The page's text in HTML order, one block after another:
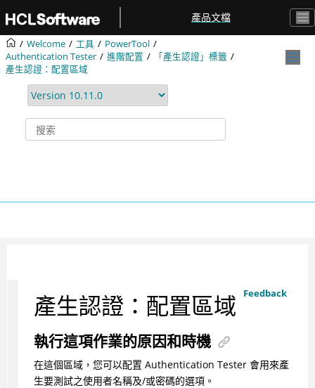
產品文檔
Welcome 工具
PowerTool
Authentication Tester
進階配置
「產生認證」標籤
產生認證：配置區域
Feedback
產生認證：配置區域
執行這項作業的原因和時機
在這個區域，您可以配置 Authentication Tester會用來產
生要測試之使用者名稱及/或密碼的選項。